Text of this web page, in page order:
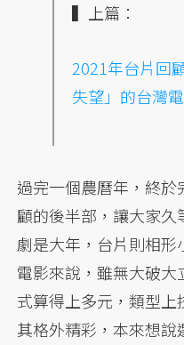
▍上篇：
2021年台片回
失望」的台灣
過完一個農曆年，終
顧的後半部，讓大家
劇是大年，台片則相
電影來說，雖無大破
式算得上多元，類型
其格外精彩，本來想